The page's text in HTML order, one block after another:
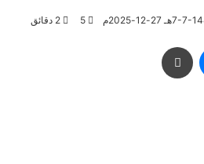
27-12-2025م 5